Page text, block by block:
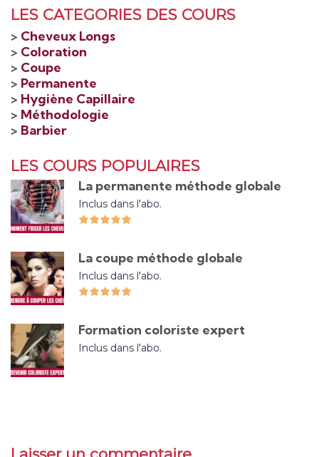
LES CATEGORIES DES COURS
> Cheveux Longs
> Coloration
> Coupe
> Permanente
> Hygiène Capillaire
> Méthodologie
> Barbier
LES COURS POPULAIRES
La permanente méthode globale
Inclus dans l'abo.
La coupe méthode globale
Inclus dans l'abo.
Formation coloriste expert
Inclus dans l'abo.